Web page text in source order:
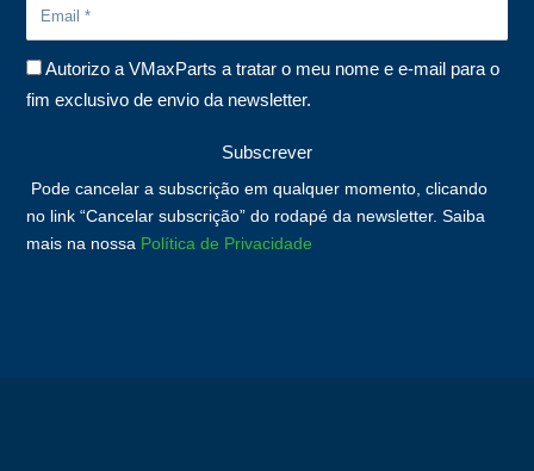
Autorizo a VMaxParts a tratar o meu nome e e-mail para o
fim exclusivo de envio da newsletter.
Subscrever
Pode cancelar a subscrição em qualquer momento, clicando
no link “Cancelar subscrição” do rodapé da newsletter. Saiba
mais na nossa Política de Privacidade